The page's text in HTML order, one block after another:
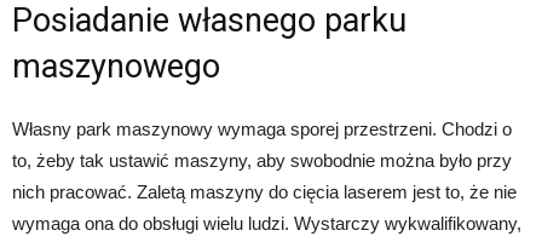
Posiadanie własnego parku
maszynowego
Własny park maszynowy wymaga sporej przestrzeni. Chodzi o
to, żeby tak ustawić maszyny, aby swobodnie można było przy
nich pracować. Zaletą maszyny do cięcia laserem jest to, że nie
wymaga ona do obsługi wielu ludzi. Wystarczy wykwalifikowany,